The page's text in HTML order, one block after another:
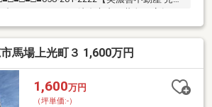
見かけたことありませんか。私たちが美
知っている岐阜の不動産エキスパート！
建築も不動産のことならお任せ下さい。
上！
馬場上光町３ 1,600万円
1,600万円
（坪単価:-）